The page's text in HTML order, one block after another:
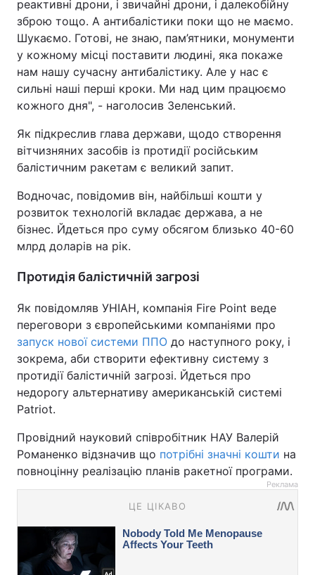
реактивні дрони, і звичайні дрони, і далекобійну
зброю тощо. А антибалістики поки що не маємо.
Шукаємо. Готові, не знаю, пам’ятники, монументи
у кожному місці поставити людині, яка покаже
нам нашу сучасну антибалістику. Але у нас є
сильні наші перші кроки. Ми над цим працюємо
кожного дня", - наголосив Зеленський.
Як підкреслив глава держави, щодо створення
вітчизняних засобів із протидії російським
балістичним ракетам є великий запит.
Водночас, повідомив він, найбільші кошти у
розвиток технологій вкладає держава, а не
бізнес. Йдеться про суму обсягом близько 40-60
млрд доларів на рік.
Протидія балістичній загрозі
Як повідомляв УНІАН, компанія Fire Point веде
переговори з європейськими компаніями про
запуск нової системи ППО до наступного року, і
зокрема, аби створити ефективну систему з
протидії балістичній загрозі. Йдеться про
недорогу альтернативу американській системі
Patriot.
Провідний науковий співробітник НАУ Валерій
Романенко відзначив що потрібні значні кошти на
повноцінну реалізацію планів ракетної програми.
Реклама